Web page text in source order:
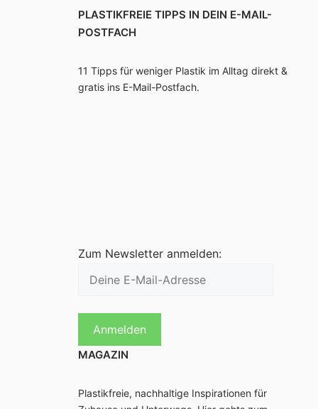
PLASTIKFREIE TIPPS IN DEIN E-MAIL-
POSTFACH
11 Tipps für weniger Plastik im Alltag direkt &
gratis ins E-Mail-Postfach.
Zum Newsletter anmelden:
MAGAZIN
Plastikfreie, nachhaltige Inspirationen für